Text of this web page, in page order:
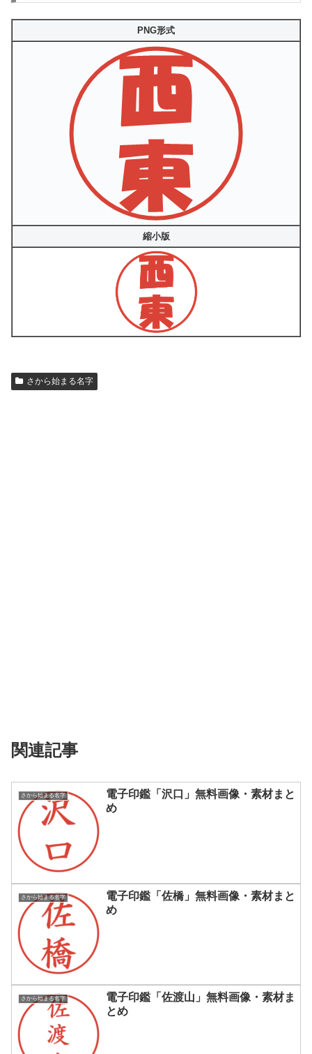
PNG形式
縮小版
さから始まる名字
関連記事
さから始まる名字
電子印鑑「沢口」無料画像・素材まと
め
さから始まる名字
電子印鑑「佐橋」無料画像・素材まと
め
さから始まる名字
電子印鑑「佐渡山」無料画像・素材ま
とめ